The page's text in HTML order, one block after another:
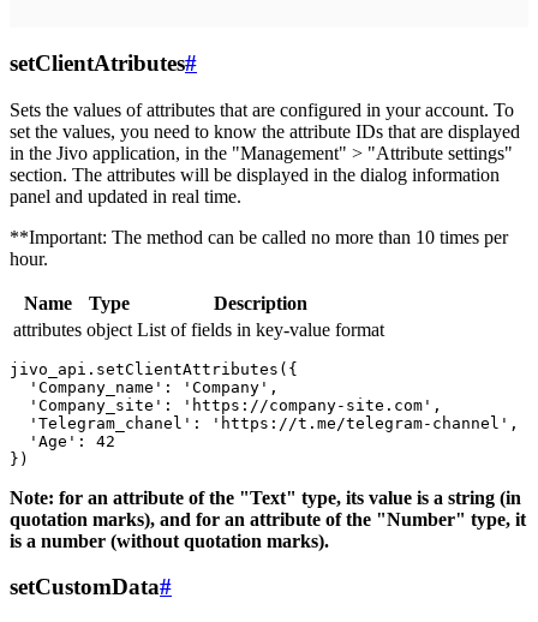
setClientAtributes#
Sets the values ​​of attributes that are configured in your account. To
set the values, you need to know the attribute IDs that are displayed
in the Jivo application, in the "Management" > "Attribute settings"
section. The attributes will be displayed in the dialog information
panel and updated in real time.
**Important: The method can be called no more than 10 times per
hour.
Name Type
Description
attributes object List of fields in key-value format
jivo_api.setClientAttributes({
  'Company_name': 'Company',
  'Company_site': 'https://company-site.com',
  'Telegram_chanel': 'https://t.me/telegram-channel',
  'Age': 42
Note: for an attribute of the "Text" type, its value is a string (in
quotation marks), and for an attribute of the "Number" type, it
is a number (without quotation marks).
setCustomData#